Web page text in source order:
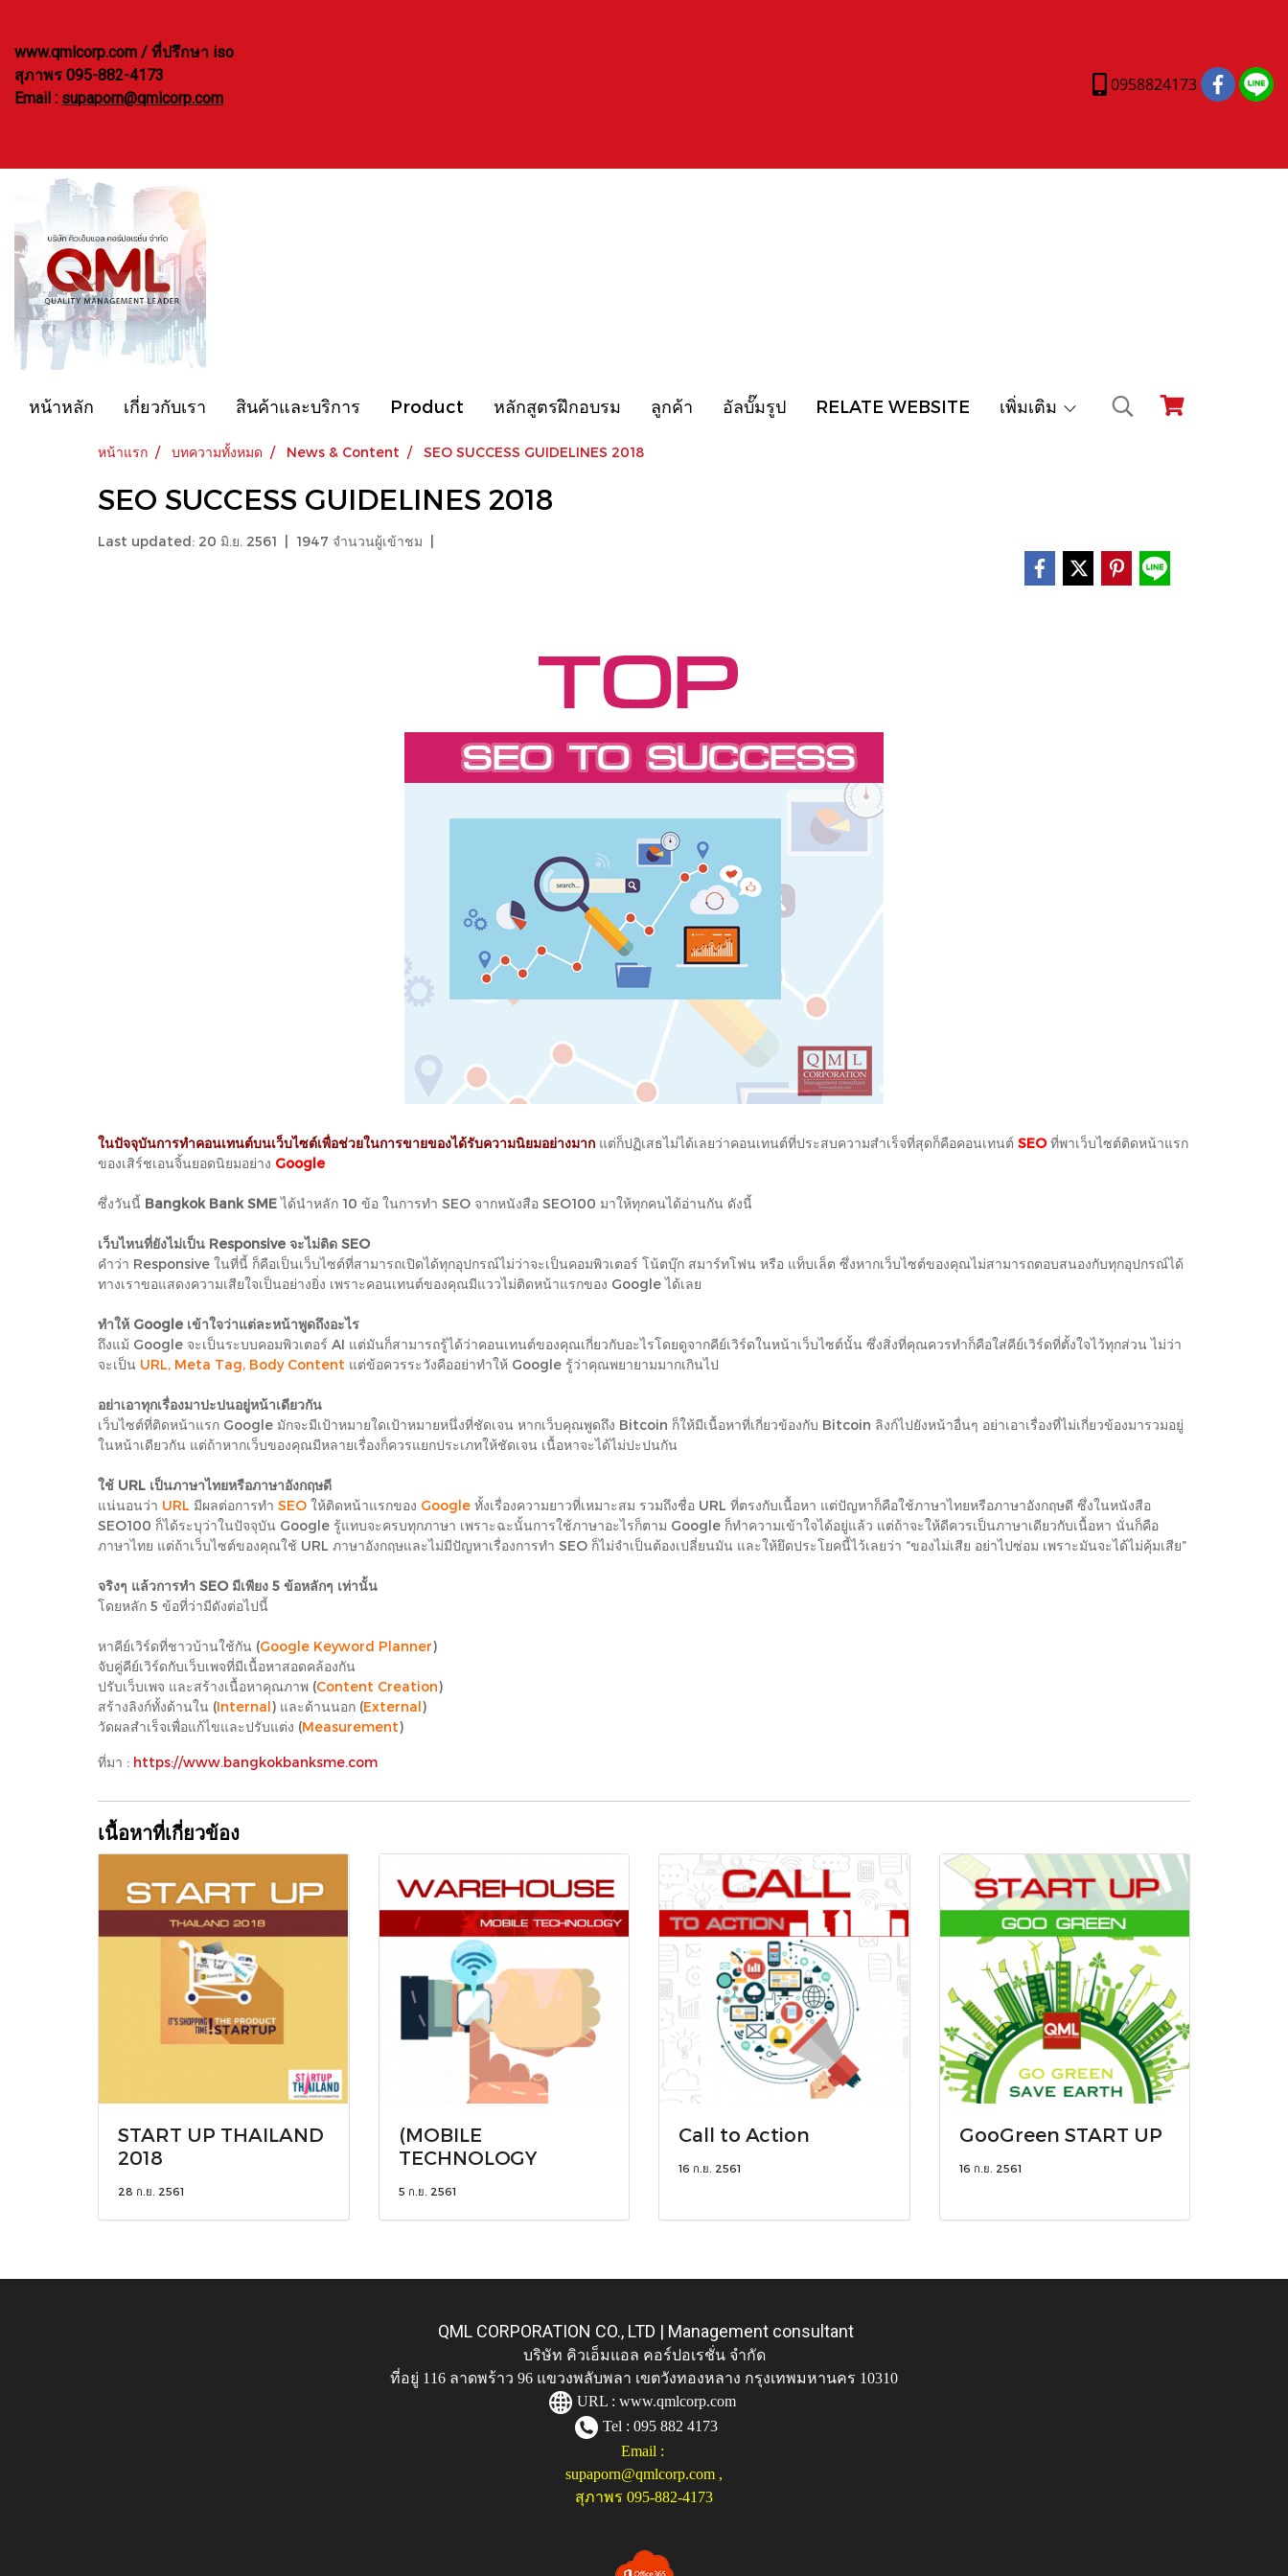
www.qmlcorp.com / ที่ปรึกษา iso
สุภาพร 095-882-4173
Email : supaporn@qmlcorp.com
0958824173
หน้าหลัก เกี่ยวกับเรา สินค้าและบริการ Product หลักสูตรฝึกอบรม ลูกค้า อัลบั๊มรูป RELATE WEBSITE เพิ่มเติม
หน้าแรก บทความทั้งหมด News & Content SEO SUCCESS GUIDELINES 2018
SEO SUCCESS GUIDELINES 2018
Last updated: 20 มิ.ย. 2561 1947 จำนวนผู้เข้าชม
ในปัจจุบันการทำคอนเทนต์บนเว็บไซต์เพื่อช่วยในการขายของได้รับความนิยมอย่างมาก แต่ก็ปฏิเสธไม่ได้เลยว่าคอนเทนต์ที่ประสบความสำเร็จที่สุดก็คือคอนเทนต์ SEOที่พาเว็บไซต์ติดหน้าแรก
ของเสิร์ชเอนจิ้นยอดนิยมอย่าง Google
ซึ่งวันนี้ Bangkok Bank SMEได้นำหลัก 10 ข้อ ในการทำ SEO จากหนังสือ SEO100 มาให้ทุกคนได้อ่านกัน ดังนี้
เว็บไหนที่ยังไม่เป็น Responsive จะไม่ติด SEO
คำว่า Responsive ในที่นี้ ก็คือเป็นเว็บไซต์ที่สามารถเปิดได้ทุกอุปกรณ์ไม่ว่าจะเป็นคอมพิวเตอร์ โน้ตบุ๊ก สมาร์ทโฟน หรือ แท็บเล็ต ซึ่งหากเว็บไซต์ของคุณไม่สามารถตอบสนองกับทุกอุปกรณ์ได้
ทางเราขอแสดงความเสียใจเป็นอย่างยิ่ง เพราะคอนเทนต์ของคุณมีแววไม่ติดหน้าแรกของ Google ได้เลย
ทำให้ Google เข้าใจว่าแต่ละหน้าพูดถึงอะไร
ถึงแม้ Google จะเป็นระบบคอมพิวเตอร์ AI แต่มันก็สามารถรู้ได้ว่าคอนเทนต์ของคุณเกี่ยวกับอะไรโดยดูจากคีย์เวิร์ดในหน้าเว็บไซต์นั้น ซึ่งสิ่งที่คุณควรทำก็คือใส่คีย์เวิร์ดที่ตั้งใจไว้ทุกส่วน ไม่ว่า
จะเป็น URL, Meta Tag, Body Content แต่ข้อควรระวังคืออย่าทำให้ Google รู้ว่าคุณพยายามมากเกินไป
อย่าเอาทุกเรื่องมาปะปนอยู่หน้าเดียวกัน
เว็บไซต์ที่ติดหน้าแรก Google มักจะมีเป้าหมายใดเป้าหมายหนึ่งที่ชัดเจน หากเว็บคุณพูดถึง Bitcoin ก็ให้มีเนื้อหาที่เกี่ยวข้องกับ Bitcoin ลิงก์ไปยังหน้าอื่นๆ อย่าเอาเรื่องที่ไม่เกี่ยวข้องมารวมอยู่
ในหน้าเดียวกัน แต่ถ้าหากเว็บของคุณมีหลายเรื่องก็ควรแยกประเภทให้ชัดเจน เนื้อหาจะได้ไม่ปะปนกัน
ใช้ URL เป็นภาษาไทยหรือภาษาอังกฤษดี
แน่นอนว่า URL มีผลต่อการทำ SEO ให้ติดหน้าแรกของ Google ทั้งเรื่องความยาวที่เหมาะสม รวมถึงชื่อ URL ที่ตรงกับเนื้อหา แต่ปัญหาก็คือใช้ภาษาไทยหรือภาษาอังกฤษดี ซึ่งในหนังสือ
SEO100 ก็ได้ระบุว่าในปัจจุบัน Google รู้แทบจะครบทุกภาษา เพราะฉะนั้นการใช้ภาษาอะไรก็ตาม Google ก็ทำความเข้าใจได้อยู่แล้ว แต่ถ้าจะให้ดีควรเป็นภาษาเดียวกับเนื้อหา นั่นก็คือ
ภาษาไทย แต่ถ้าเว็บไซต์ของคุณใช้ URL ภาษาอังกฤษและไม่มีปัญหาเรื่องการทำ SEO ก็ไม่จำเป็นต้องเปลี่ยนมัน และให้ยึดประโยคนี้ไว้เลยว่า “ของไม่เสีย อย่าไปซ่อม เพราะมันจะได้ไม่คุ้มเสีย”
จริงๆ แล้วการทำ SEO มีเพียง 5 ข้อหลักๆ เท่านั้น
โดยหลัก 5 ข้อที่ว่ามีดังต่อไปนี้
หาคีย์เวิร์ดที่ชาวบ้านใช้กัน (Google Keyword Planner)
จับคู่คีย์เวิร์ดกับเว็บเพจที่มีเนื้อหาสอดคล้องกัน
ปรับเว็บเพจ และสร้างเนื้อหาคุณภาพ (Content Creation)
สร้างลิงก์ทั้งด้านใน (Internal) และด้านนอก (External)
วัดผลสำเร็จเพื่อแก้ไขและปรับแต่ง (Measurement)
ที่มา : https://www.bangkokbanksme.com
เนื้อหาที่เกี่ยวข้อง
START UP THAILAND
2018
28 ก.ย. 2561
(MOBILE
TECHNOLOGY
5 ก.ย. 2561
Call to Action
16 ก.ย. 2561
GooGreen START UP
16 ก.ย. 2561
QML CORPORATION CO., LTD | Management consultant
บริษัท คิวเอ็มแอล คอร์ปอเรชั่น จำกัด
ที่อยู่ 116 ลาดพร้าว 96 แขวงพลับพลา เขตวังทองหลาง กรุงเทพมหานคร 10310
URL : www.qmlcorp.com
Tel : 095 882 4173
Email :
supaporn@qmlcorp.com ,
สุภาพร 095-882-4173